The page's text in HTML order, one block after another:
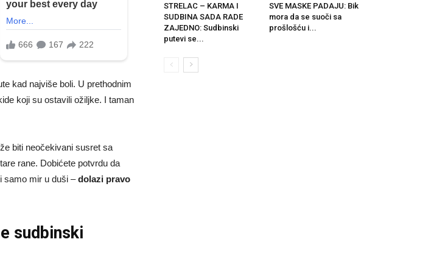
kad najviše boli. U prethodnim
koji su ostavili ožiljke. I taman
biti neočekivani susret sa
rane. Dobićete potvrdu da
samo mir u duši –dolazi pravo
sudbinski
STRELAC – KARMA I
SUDBINA SADA RADE
ZAJEDNO: Sudbinski
putevi se...
SVE MASKE PADAJU: Bik
mora da se suoči sa
prošlošću i...